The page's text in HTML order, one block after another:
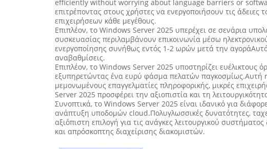
efficiently without worrying about language barriers or
επιτρέποντας στους χρήστες να ενεργοποιήσουν τις
επιχειρήσεων κάθε μεγέθους.
Επιπλέον, το Windows Server 2025 υπερέχει σε σενάρια
συσκευασίας περιλαμβάνουν επικοινωνία μέσω
ενεργοποίησης συνήθως εντός 1-2 ωρών μετά την
αναβαθμίσεις.
Επιπλέον, το Windows Server 2025 υποστηρίζει
εξυπηρετώντας ένα ευρύ φάσμα πελατών παγκοσμίως.Αυτή
μεμονωμένους επαγγελματίες πληροφορικής, μικρές
Server 2025 προσφέρει την αξιοπιστία και τη
Συνοπτικά, το Windows Server 2025 είναι ιδανικό για
ανάπτυξη υποδομών cloud.Πολυγλωσσικές δυνατότητες,
αξιόπιστη επιλογή για τις ανάγκες λειτουργικού
και απρόσκοπτης διαχείρισης διακομιστών.